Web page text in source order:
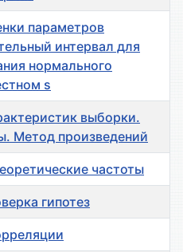
параметров
интервал для
нормального
s
выборки.
Метод произведений
частоты
гипотез